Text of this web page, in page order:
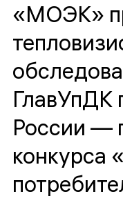
«МОЭК»
России —
конкурса